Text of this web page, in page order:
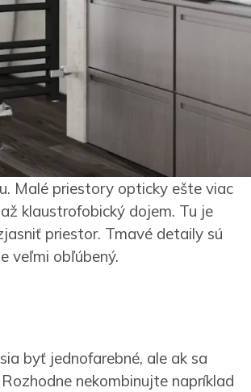
Malé priestory opticky ešte viac
klaustrofobický dojem. Tu je
priestor. Tmavé detaily sú
veľmi obľúbený.
byť jednofarebné, ale ak sa
nekombinujte napríklad